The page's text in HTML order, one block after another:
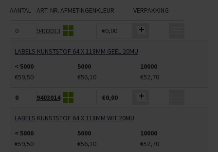
AANTAL ART. NR.AFMETINGENKLEUR VERPAKKING
9403013 €0,00
LABELS KUNSTSTOF 64 X 118MM GEEL 20MU
< 5000
5000
10000
€59,50
€56,10 €52,70
9403014 €0,00
LABELS KUNSTSTOF 64 X 118MM WIT 20MU
< 5000
5000
10000
€59,50
€56,10 €52,70